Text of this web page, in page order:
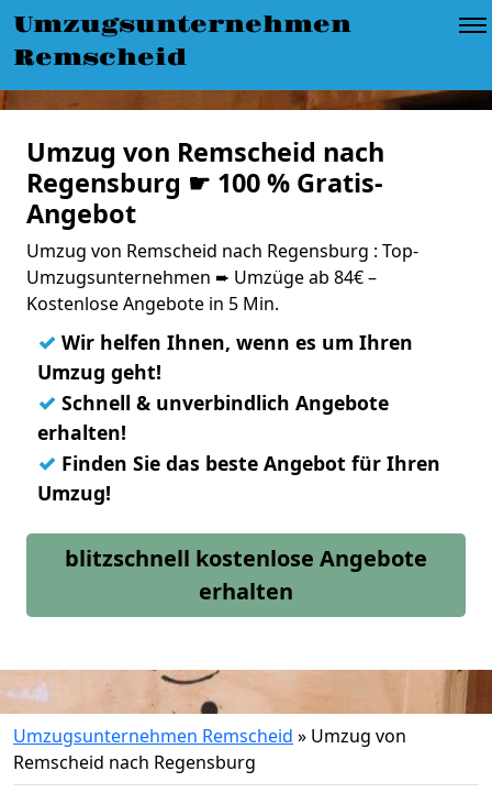
Umzugsunternehmen
Remscheid
Umzug von Remscheid nach
Regensburg ☛ 100 % Gratis-
Angebot
Umzug von Remscheid nach Regensburg : Top-
Umzugsunternehmen ➨ Umzüge ab 84€ –
Kostenlose Angebote in 5 Min.
✓ Wir helfen Ihnen, wenn es um Ihren
Umzug geht!
✓ Schnell & unverbindlich Angebote
erhalten!
✓ Finden Sie das beste Angebot für Ihren
Umzug!
blitzschnell kostenlose Angebote
erhalten
Umzugsunternehmen Remscheid » Umzug von
Remscheid nach Regensburg